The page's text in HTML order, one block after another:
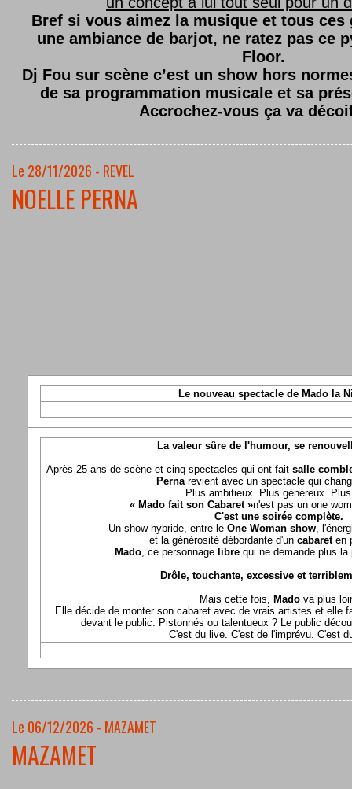
Bref si vous aimez la musique et tous ces
une ambiance de barjot, ne ratez pas ce
Floor.
Dj Fou sur scène c’est un show hors
de sa programmation musicale et sa
Accrochez-vous ça va
Le 28/11/2026 - REVEL
NOELLE PERNA
Le nouveau spectacle de Mado la
La valeur sûre de l'humour, se
Après 25 ans de scène et cinq spectacles qui ont fait salle
Pernarevient avec un spectacle qui
Plus ambitieux. Plus généreux.
« Mado fait son Cabaret »n'est pas un one
C'est une soirée complète.
Un show hybride, entre le One Woman show,
et la générosité débordante d'un cabaret en
Mado, ce personnage librequi ne demande plus la
Drôle, touchante, excessive et
Mais cette fois, Mado va plus
Elle décide de monter son cabaret avec de vrais artistes et elle
devant le public. Pistonnés ou talentueux ? Le public
C'est du live. C'est de l'imprévu. C'est
Le 06/12/2026 - MAZAMET
MAZAMET